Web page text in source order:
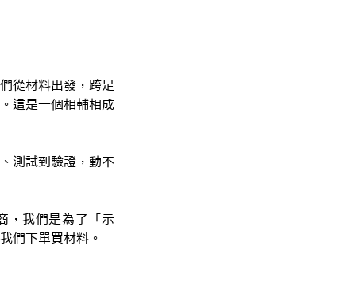
從材料出發，跨足
這是一個相輔相成
測試到驗證，動不
，我們是為了「示
們下單買材料。